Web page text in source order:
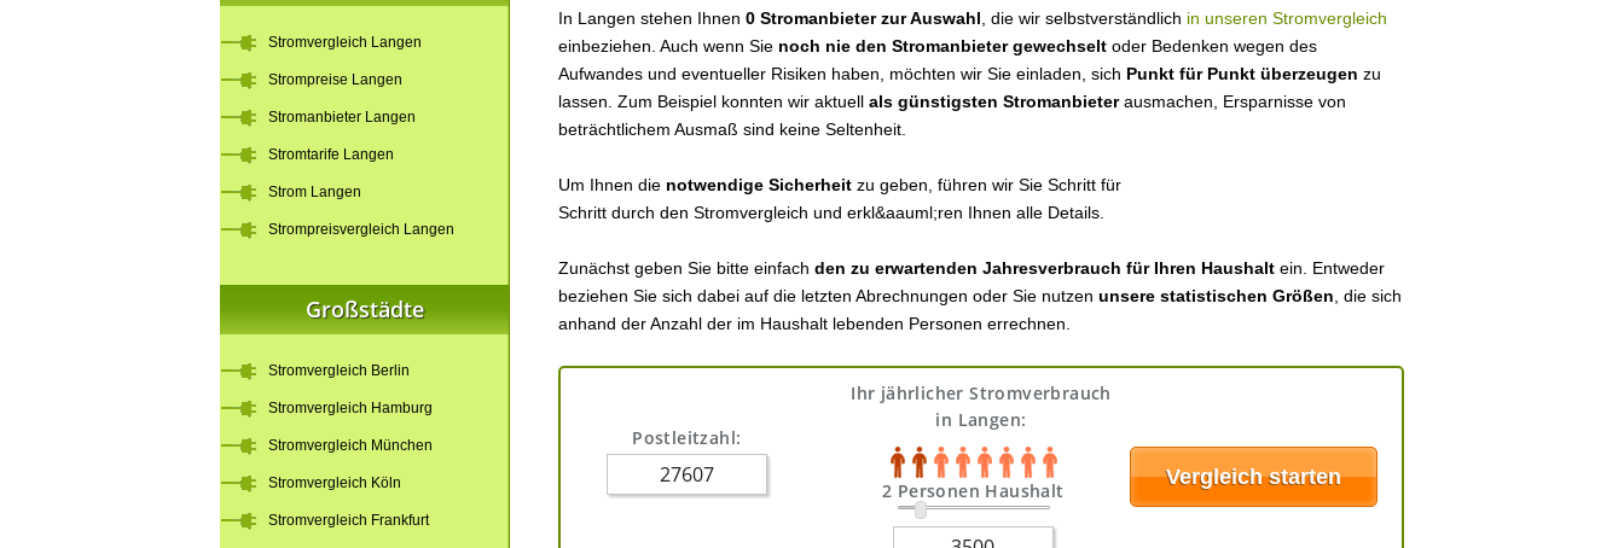
In Langen stehen Ihnen 0 Stromanbieter zur Auswahl , die wir selbstverständlich in unseren Stromvergleich
einbeziehen. Auch wenn Sie noch nie den Stromanbieter gewechselt oder Bedenken wegen des
Aufwandes und eventueller Risiken haben, möchten wir Sie einladen, sich Punkt für Punkt überzeugen zu
lassen. Zum Beispiel konnten wir aktuell als günstigsten Stromanbieterausmachen, Ersparnisse von
beträchtlichem Ausmaß sind keine Seltenheit.
Um Ihnen die notwendige Sicherheit zu geben, führen wir Sie Schritt für
Schritt durch den Stromvergleich und erkl&aauml;ren Ihnen alle Details.
Zunächst geben Sie bitte einfach den zu erwartenden Jahresverbrauch für Ihren Haushalt ein. Entweder
beziehen Sie sich dabei auf die letzten Abrechnungen oder Sie nutzen unsere statistischen Größen , die sich
anhand der Anzahl der im Haushalt lebenden Personen errechnen.
Postleitzahl:
Ihr jährlicher Stromverbrauch
in Langen:
2 Personen Haushalt
Stromvergleich Langen
Strompreise Langen
Stromanbieter Langen
Stromtarife Langen
Strom Langen
Strompreisvergleich Langen
Großstädte
Stromvergleich Berlin
Stromvergleich Hamburg
Stromvergleich München
Stromvergleich Köln
Stromvergleich Frankfurt